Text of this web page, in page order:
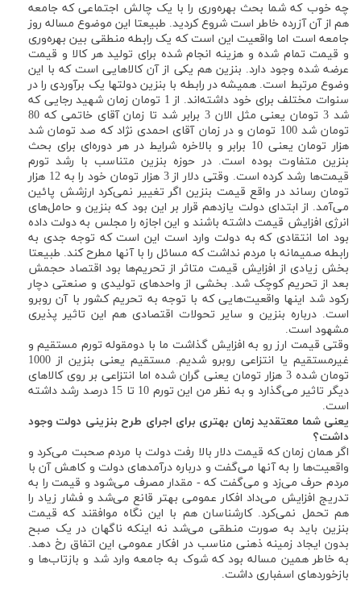
چه خوب که شما بحث بهره‌وری را با یک چالش اجتماعی که جامعه
هم از آن آزرده خاطر است شروع کردید. طبیعتا این موضوع مساله روز
جامعه است اما واقعیت این است که یک رابطه منطقی بین بهره‌وری
و قیمت تمام شده و هزینه انجام شده برای تولید هر کالا و قیمت
عرضه شده وجود دارد. بنزین هم یکی از آن کالاهایی است که با این
وضوع مرتبط است. همیشه در رابطه با بنزین دولتها یک برآوردی را در
سنوات مختلف برای خود داشته‌اند. از 1 تومان زمان شهید رجایی که
شد 3 تومان یعنی مثل الان 3 برابر شد تا زمان آقای خاتمی که 80
تومان شد 100 تومان و در زمان آقای احمدی نژاد که صد تومان شد
هزار تومان یعنی 10 برابر و بالاخره شرایط در هر دوره‌ای برای بحث
بنزین متفاوت بوده است. در حوزه بنزین متناسب با رشد تورم
قیمت‌ها رشد کرده است. وقتی دلار از 3 هزار تومان خود را به 12 هزار
تومان رساند در واقع قیمت بنزین اگر تغییر نمی‌کرد ارزشش پائین
می‌آمد. از ابتدای دولت یازدهم قرار بر این بود که بنزین و حامل‌های
انرژی افزایش قیمت داشته باشند و این اجازه را مجلس به دولت داده
بود اما انتقادی که به دولت وارد است این است که توجه جدی به
رابطه صمیمانه با مردم نداشت که مسائل را با آنها مطرح کند. طبیعتا
بخش زیادی از افزایش قیمت متاثر از تحریم‌ها بود اقتصاد حجمش
بعد از تحریم کوچک شد. بخشی از واحدهای تولیدی و صنعتی دچار
رکود شد اینها واقعیت‌هایی که با توجه به تحریم کشور با آن روبرو
است. درباره بنزین و سایر تحولات اقتصادی هم این تاثیر پذیری
مشهود است.
وقتی قیمت ارز رو به افزایش گذاشت ما با دومقوله تورم مستقیم و
غیرمستقیم یا انتزاعی روبرو شدیم. مستقیم یعنی بنزین از 1000
تومان شده 3 هزار تومان یعنی گران شده اما انتزاعی بر روی کالاهای
دیگر تاثیر می‌گذارد و به نظر من این تورم 10 تا 15 درصد رشد داشته
است.
یعنی شما معتقدید زمان بهتری برای اجرای طرح بنزینی دولت وجود
داشت؟
اگر همان زمان که قیمت دلار بالا رفت دولت با مردم صحبت می‌کرد و
واقعیت‌ها را به آنها می‌گفت و درباره درآمدهای دولت و کاهش آن با
مردم حرف می‌زد و می‌گفت که - مقدار مصرف می‌شود و قیمت را به
تدریج افزایش می‌داد افکار عمومی بهتر قانع می‌شد و فشار زیاد را
هم تحمل نمی‌کرد. کارشناسان هم با این نگاه موافقند که قیمت
بنزین باید به صورت منطقی می‌شد نه اینکه ناگهان در یک صبح
بدون ایجاد زمینه ذهنی مناسب در افکار عمومی این اتفاق رخ دهد.
به خاطر همین مساله بود که شوک به جامعه وارد شد و بازتاب‌ها و
بازخورد‌های اسفباری داشت.